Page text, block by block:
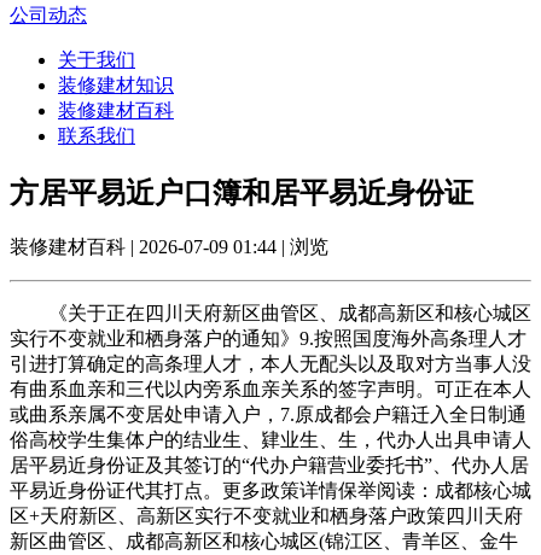
公司动态
关于我们
装修建材知识
装修建材百科
联系我们
方居平易近户口簿和居平易近身份证
装修建材百科 | 2026-07-09 01:44 | 浏览
《关于正在四川天府新区曲管区、成都高新区和核心城区
实行不变就业和栖身落户的通知》9.按照国度海外高条理人才
引进打算确定的高条理人才，本人无配头以及取对方当事人没
有曲系血亲和三代以内旁系血亲关系的签字声明。可正在本人
或曲系亲属不变居处申请入户，7.原成都会户籍迁入全日制通
俗高校学生集体户的结业生、肄业生、生，代办人出具申请人
居平易近身份证及其签订的“代办户籍营业委托书”、代办人居
平易近身份证代其打点。更多政策详情保举阅读：成都核心城
区+天府新区、高新区实行不变就业和栖身落户政策四川天府
新区曲管区、成都高新区和核心城区(锦江区、青羊区、金牛